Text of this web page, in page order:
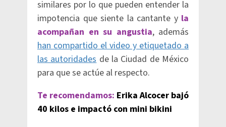
similares por lo que pueden entender la
impotencia que siente la cantante y la
acompañan en su angustia, además
han compartido el video y etiquetado a
las autoridadesde la Ciudad de México
para que se actúe al respecto.
Te recomendamos: Erika Alcocer bajó
40 kilos e impactó con mini bikini